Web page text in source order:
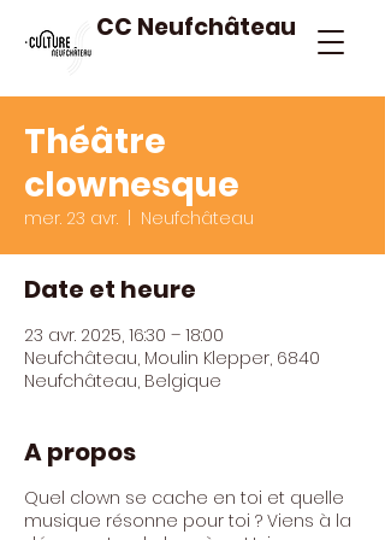
CC Neufchâteau
Théâtre
clownesque
mer. 23 avr. Neufchâteau
Date et heure
23 avr. 2025, 16:30 – 18:00
Neufchâteau, Moulin Klepper, 6840
Neufchâteau, Belgique
A propos
Quel clown se cache en toi et quelle
musique résonne pour toi ? Viens à la